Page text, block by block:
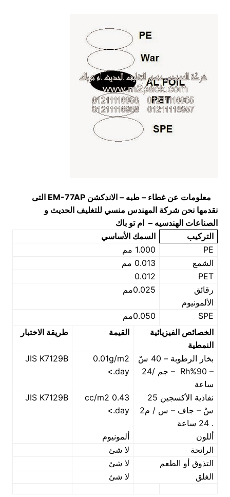
معلومات عنغطاء – طبه – الاندكشن EM-77AP التى
نقدمها نحن شركة المهندس منسي للتغليف الحديث و
الصناعات الهندسيه – ام تو باك
التركيب
السمك الأساسي
PE
1.000 مم
الشمع
0.013 مم
PET
0.012
رقائق
الألمونيوم
0.025مم
SPE
0.050مم
الخصائص الفيزيائية
النمطية
القيمة طريقة الاختبار
بخار الرطوبة – 40 سْ
ساعة
0.01g/m2
.day>
JIS K7129B
نفاذية الأكسجين 25
سْ – جاف – س / م2
. 24 ساعة
0.43 cc/m2
.day>
JIS K7129B
أللون
ألمونيوم
الرائحة
لا شئ
التذوق أو الطعم
لا شئ
الغلق
لا شئ